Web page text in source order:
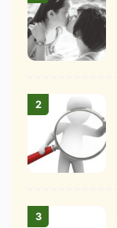
2
3